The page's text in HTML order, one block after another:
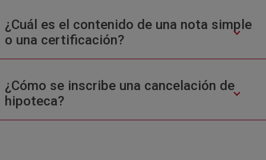
¿Cuál es el contenido de una nota simple
o una certificación?
¿Cómo se inscribe una cancelación de
hipoteca?